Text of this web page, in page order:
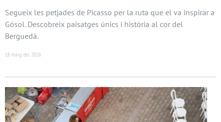
Segueix les petjades de Picasso per la ruta que el va inspirar a
Gósol. Descobreix paisatges únics i història al cor del
Berguedà.
18 maig del 2026